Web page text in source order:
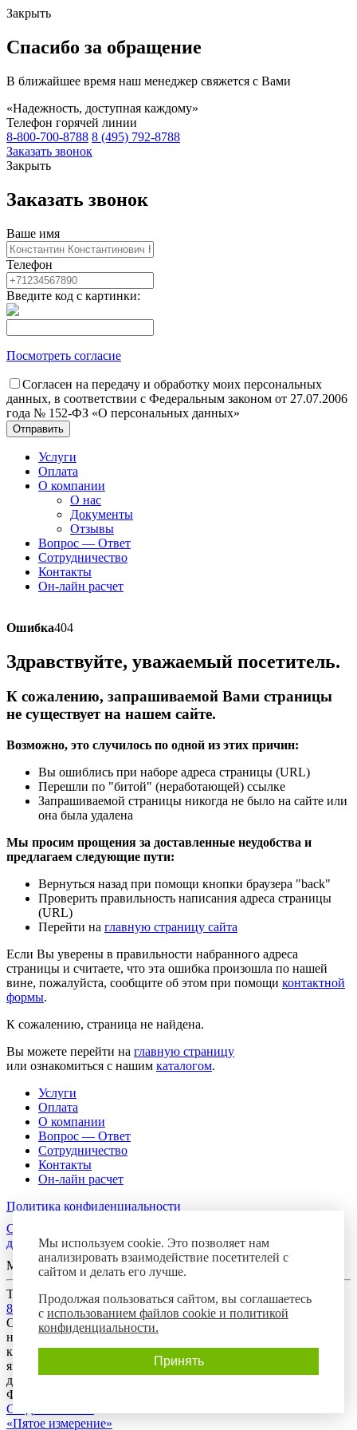
Закрыть
Спасибо за обращение
В ближайшее время наш менеджер свяжется с Вами
«Надежность, доступная каждому»
Телефон горячей линии
8-800-700-8788 8 (495) 792-8788
Заказать звонок
Закрыть
Заказать звонок
Ваше имя
Телефон
Введите код с картинки:
Посмотреть согласие
Согласен на передачу и обработку моих персональных
данных, в соответствии с Федеральным законом от 27.07.2006
года № 152-ФЗ «О персональных данных»
Отправить
Услуги
Оплата
О компании
О нас
Документы
Отзывы
Вопрос — Ответ
Сотрудничество
Контакты
Он-лайн расчет
Ошибка404
Здравствуйте, уважаемый посетитель.
К сожалению, запрашиваемой Вами страницы
не существует на нашем сайте.
Возможно, это случилось по одной из этих причин:
Вы ошиблись при наборе адреса страницы (URL)
Перешли по "битой" (неработающей) ссылке
Запрашиваемой страницы никогда не было на сайте или
она была удалена
Мы просим прощения за доставленные неудобства и
предлагаем следующие пути:
Вернуться назад при помощи кнопки браузера "back"
Проверить правильность написания адреса страницы
(URL)
Перейти на главную страницу сайта
Если Вы уверены в правильности набранного адреса
страницы и считаете, что эта ошибка произошла по нашей
вине, пожалуйста, сообщите об этом при помощи контактной
формы.
К сожалению, страница не найдена.
Вы можете перейти на главную страницу
или ознакомиться с нашим каталогом.
Услуги
Оплата
О компании
Вопрос — Ответ
Сотрудничество
Контакты
Он-лайн расчет
Политика конфиденциальности
Согласие посетителя сайта на обработку персональных
данных
Мы в соцсетях
Телефон горячей линии
8-800-700-8788
Обращаем Ваше внимание на то, что данный интернет-сайт
носит исключительно информационный характер и ни при
каких условиях предложения, размещенные на нем, не
являются публичной офертой, определяемой положениями
действующего гражданского законодательства Российской
Федерации.
Создание сайта:
«Пятое измерение»
Мы используем cookie. Это позволяет нам
анализировать взаимодействие посетителей с
сайтом и делать его лучше.
Продолжая пользоваться сайтом, вы соглашаетесь
с использованием файлов cookie и политикой
конфиденциальности.
Принять